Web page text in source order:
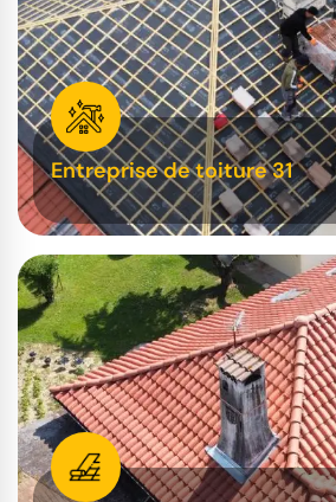
Entreprise de toiture 31